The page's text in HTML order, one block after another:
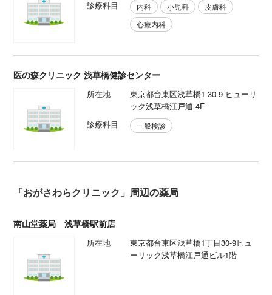
診療科目
内科 小児科
皮膚科
心療内科
医の森クリニック 浅草橋健診センター
所在地
東京都台東区浅草橋1-30-9 ヒューリ
ック浅草橋江戸通 4F
診療科目
一般検診
「おがさわらクリニック」周辺の薬局
南山堂薬局 浅草橋駅前店
所在地
東京都台東区浅草橋1丁目30-9ヒュ
ーリック浅草橋江戸通ビル1階